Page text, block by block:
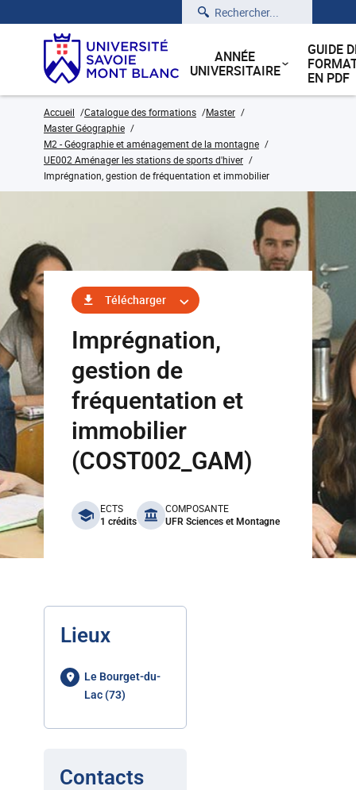
Rechercher
ANNÉE
UNIVERSITAIRE
GUIDE
EN PDF
Accueil Catalogue des formations
Master
Master Géographie
M2 - Géographie et aménagement de la montagne
UE002 Aménager les stations de sports d'hiver
Imprégnation, gestion de fréquentation et immobilier
Télécharger
Imprégnation,
gestion de
fréquentation et
immobilier
(COST002_GAM)
benefits
ECTS
1 crédits
COMPOSANTE
UFR Sciences et Montagne
Lieux
Le Bourget-du-
Lac (73)
Contacts